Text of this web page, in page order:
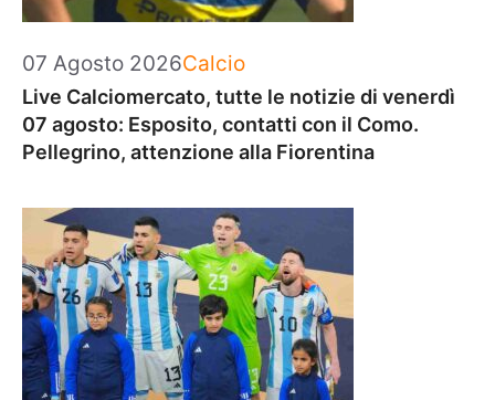
07 Agosto 2026Categorie
Calcio
Live Calciomercato, tutte le notizie di venerdì
07 agosto: Esposito, contatti con il Como.
Pellegrino, attenzione alla Fiorentina